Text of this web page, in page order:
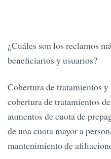
¿Cuáles son los reclamos
beneficiarios y usuarios?
Cobertura de tratamientos
cobertura de tratamientos
aumentos de cuota de
de una cuota mayor a
mantenimiento de